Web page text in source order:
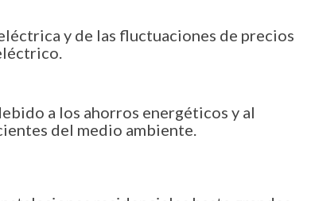
y de las fluctuaciones de precios
a los ahorros energéticos y al
del medio ambiente.